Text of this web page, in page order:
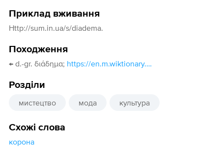
Приклад вживання
Http://sum.in.ua/s/diadema.
Походження
← d.-gr. διάδημα; https://en.m.wiktionary.org/wiki/διάδημα#Ancient_Greek
Розділи
мистецтво мода культура
Схожі слова
корона